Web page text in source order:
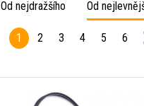
Od nejdražšího Od
1 2 3 4 5 6